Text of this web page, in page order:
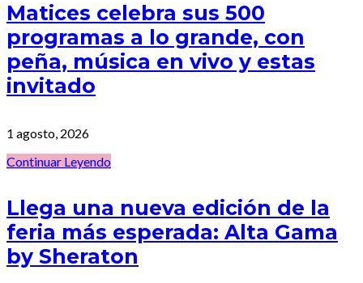
Matices celebra sus 500
programas a lo grande, con
peña, música en vivo y estas
invitado
1 agosto, 2026
Continuar Leyendo
Llega una nueva edición de la
feria más esperada: Alta Gama
by Sheraton